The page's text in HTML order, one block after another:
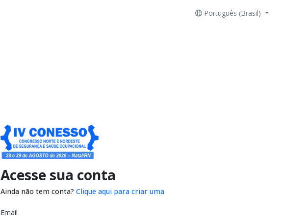
Português (Brasil)
Acesse sua conta
Ainda não tem conta? Clique aqui para criar uma
Email